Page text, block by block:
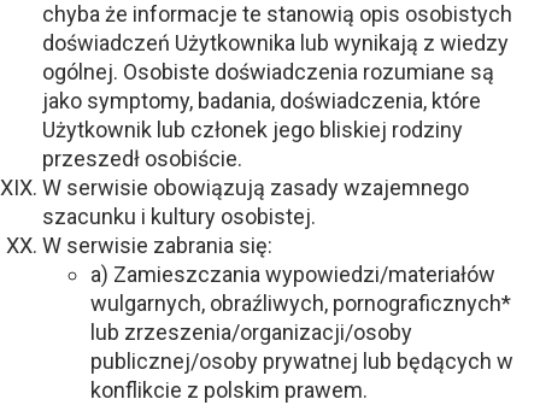
chyba że informacje te stanowią opis osobistych
doświadczeń Użytkownika lub wynikają z wiedzy
ogólnej. Osobiste doświadczenia rozumiane są
jako symptomy, badania, doświadczenia, które
Użytkownik lub członek jego bliskiej rodziny
przeszedł osobiście.
W serwisie obowiązują zasady wzajemnego
szacunku i kultury osobistej.
W serwisie zabrania się:
a) Zamieszczania wypowiedzi/materiałów
wulgarnych, obraźliwych, pornograficznych*
lub zrzeszenia/organizacji/osoby
publicznej/osoby prywatnej lub będących w
konflikcie z polskim prawem.